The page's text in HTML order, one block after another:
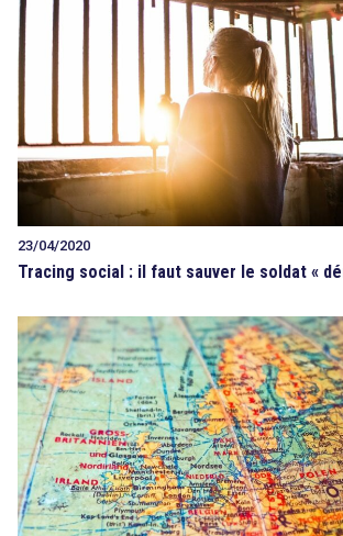
23/04/2020
Tracing social : il faut sauver le soldat «